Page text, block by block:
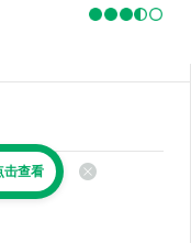
击查看